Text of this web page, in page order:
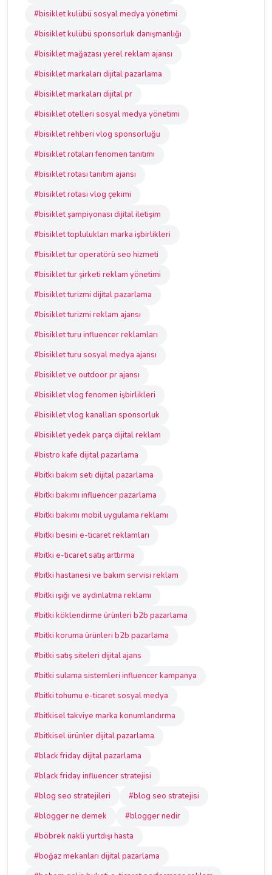
#bisiklet kulübü sosyal medya yönetimi
#bisiklet kulübü sponsorluk danışmanlığı
#bisiklet mağazası yerel reklam ajansı
#bisiklet markaları dijital pazarlama
#bisiklet markaları dijital pr
#bisiklet otelleri sosyal medya yönetimi
#bisiklet rehberi vlog sponsorluğu
#bisiklet rotaları fenomen tanıtımı
#bisiklet rotası tanıtım ajansı
#bisiklet rotası vlog çekimi
#bisiklet şampiyonası dijital iletişim
#bisiklet toplulukları marka işbirlikleri
#bisiklet tur operatörü seo hizmeti
#bisiklet tur şirketi reklam yönetimi
#bisiklet turizmi dijital pazarlama
#bisiklet turizmi reklam ajansı
#bisiklet turu influencer reklamları
#bisiklet turu sosyal medya ajansı
#bisiklet ve outdoor pr ajansı
#bisiklet vlog fenomen işbirlikleri
#bisiklet vlog kanalları sponsorluk
#bisiklet yedek parça dijital reklam
#bistro kafe dijital pazarlama
#bitki bakım seti dijital pazarlama
#bitki bakımı influencer pazarlama
#bitki bakımı mobil uygulama reklamı
#bitki besini e-ticaret reklamları
#bitki e-ticaret satış arttırma
#bitki hastanesi ve bakım servisi reklam
#bitki ışığı ve aydınlatma reklamı
#bitki köklendirme ürünleri b2b pazarlama
#bitki koruma ürünleri b2b pazarlama
#bitki satış siteleri dijital ajans
#bitki sulama sistemleri influencer kampanya
#bitki tohumu e-ticaret sosyal medya
#bitkisel takviye marka konumlandırma
#bitkisel ürünler dijital pazarlama
#black friday dijital pazarlama
#black friday influencer stratejisi
#blog seo stratejileri
#blog seo stratejisi
#blogger ne demek
#blogger nedir
#böbrek nakli yurtdışı hasta
#boğaz mekanları dijital pazarlama